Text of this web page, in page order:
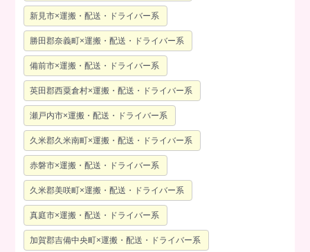
新見市×運搬・配送・ドライバー系
勝田郡奈義町×運搬・配送・ドライバー系
備前市×運搬・配送・ドライバー系
英田郡西粟倉村×運搬・配送・ドライバー系
瀬戸内市×運搬・配送・ドライバー系
久米郡久米南町×運搬・配送・ドライバー系
赤磐市×運搬・配送・ドライバー系
久米郡美咲町×運搬・配送・ドライバー系
真庭市×運搬・配送・ドライバー系
加賀郡吉備中央町×運搬・配送・ドライバー系